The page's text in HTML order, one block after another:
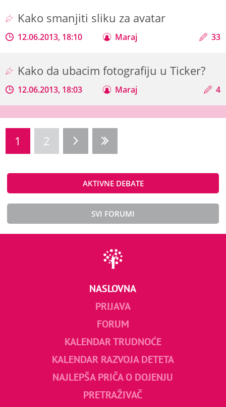
Kako smanjiti sliku za avatar
12.06.2013, 18:10 Maraj 33
Kako da ubacim fotografiju u Ticker?
12.06.2013, 18:03 Maraj 4
1 2
AKTIVNE DEBATE
SVI FORUMI
NASLOVNA
PRIJAVA
FORUM
KALENDAR TRUDNOĆE
KALENDAR RAZVOJA DETETA
NAJLEPŠA PRIČA O DOJENJU
PRETRAŽIVAČ